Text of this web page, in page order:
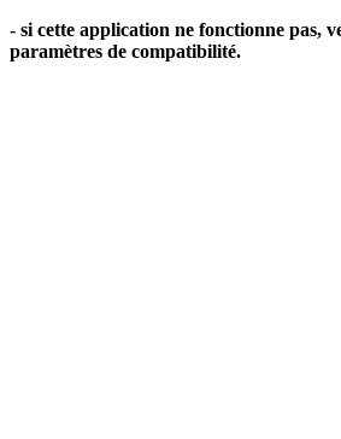
- si cette application ne fonctionne pas,
paramètres de compatibilité.